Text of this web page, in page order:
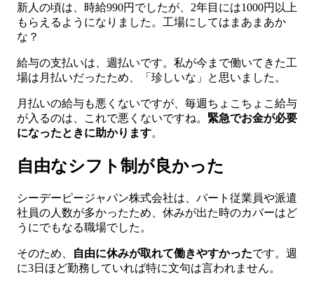
新人の頃は、時給990円でしたが、2年目には1000円以上
もらえるようになりました。工場にしてはまあまあか
な？
給与の支払いは、週払いです。私が今まで働いてきた工
場は月払いだったため、「珍しいな」と思いました。
月払いの給与も悪くないですが、毎週ちょこちょこ給与
が入るのは、これで悪くないですね。 緊急でお金が必要
になったときに助かります。
自由なシフト制が良かった
シーデーピージャパン株式会社は、パート従業員や派遣
社員の人数が多かったため、休みが出た時のカバーはど
うにでもなる職場でした。
そのため、 自由に休みが取れて働きやすかったです。週
に3日ほど勤務していれば特に文句は言われません。